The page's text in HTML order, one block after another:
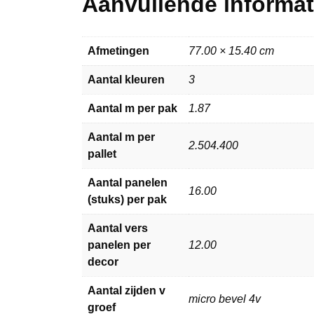
Afmetingen 77.00 × 15.40 cm
Aantal kleuren 3
Aantal m per pak 1.87
Aantal m per
pallet
2.504.400
Aantal panelen
(stuks) per pak
16.00
Aantal vers
panelen per
decor
12.00
Aantal zijden v
groef
micro bevel 4v